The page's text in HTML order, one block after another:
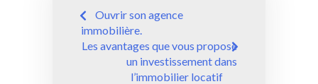
Navigation
de
l’article
Ouvrir son agence
immobilière.
Les avantages que vous propose
un investissement dans
l’immobilier locatif